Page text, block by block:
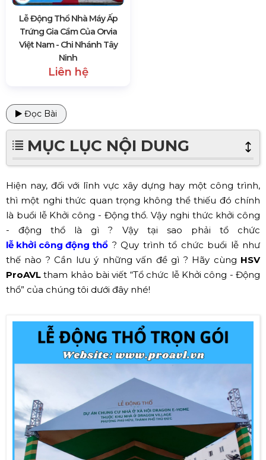
Lễ Động Thổ Nhà Máy Ấp
Trứng Gia Cầm Của Orvia
Việt Nam - Chi Nhánh Tây
Ninh
Liên hệ
Đọc Bài
MỤC LỤC NỘI DUNG
Hiện nay, đối với lĩnh vực xây dựng hay một công trình,
thì một nghi thức quan trọng không thể thiếu đó chính
là buổi lễ Khởi công - Động thổ. Vậy nghi thức khởi công
- động thổ là gì ? Vậy tại sao phải tổ chức
lễ khởi công động thổ ? Quy trình tổ chức buổi lễ như
thế nào ? Cần lưu ý những vấn đề gì ? Hãy cùng HSV
ProAVL tham khảo bài viết “Tổ chức lễ Khởi công - Động
thổ” của chúng tôi dưới đây nhé!